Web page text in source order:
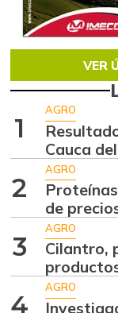
VER
1
AGRO
Cauca
2
AGRO
de
3
AGRO
Cilantro,
4
AGRO